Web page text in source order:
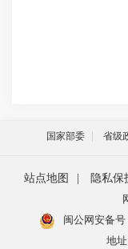
国家部委 省级
站点地图 隐私保
闽公网安备号
地